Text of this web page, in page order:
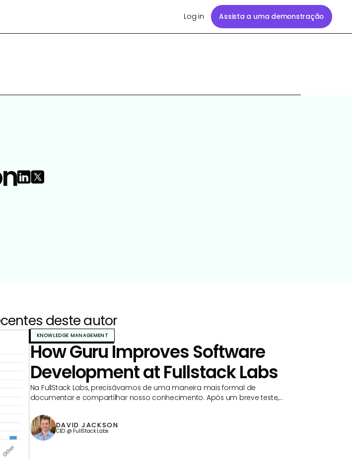
Log in Assista a uma demonstração
deste autor
KNOWLEDGE MANAGEMENT
How Guru Improves Software
Development at Fullstack Labs
Na FullStack Labs, precisávamos de uma maneira mais formal de
documentar e compartilhar nosso conhecimento. Após um breve teste,
DAVID JACKSON
CEO @ FullStack Labs